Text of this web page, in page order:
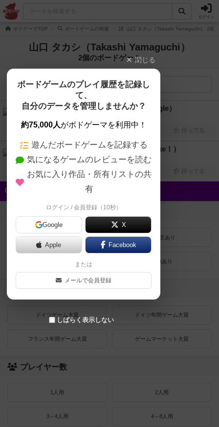
ログイン
ボドゲーマTOP ボードゲームの検索 山口 タカシ（Takashi Yamaguchi） 2個
山口 タカシ（Takashi Yamaguchi）
2個のボードゲーム
検索メニュー
しりとりジャングル（Shiritori jungle）
持ってる
ニセ記者みっけ！（Nisekisha mikke！）
4人～6人 15分～30分 10歳～ 2023年～
興味あり 経験あり お気に入り 持ってる
登録状況
最近登録された順 紹介文あり
画像あり
受賞作品
ドイツゲーム大賞 ドイツ年間ゲーム大賞
フランス年間ゲーム大賞 ゲームマーケット大賞
プレイヤー数
1人用 2人用
3～4人用 4～8人用
閉じる
ボードゲームのプレイ履歴を記録し
て、
自分のデータを管理しませんか？
約75,000人がボドゲーマを利用中！
遊んだボードゲームを記録する
気になるゲームのレビューを読む
お気に入り作品・所有リストの共
有
ログイン / 会員登録（10秒）
Google X
Apple Facebook
または
メールで会員登録
しばらく表示しない